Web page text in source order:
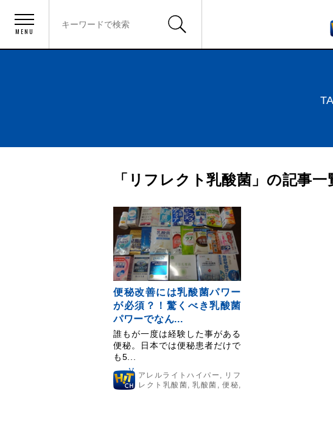
MENU
「リフレクト乳酸菌」の記事
便秘改善には乳酸菌パワー
が必須？！驚くべき乳酸菌
パワーでなん...
誰もが一度は経験した事がある
便秘。日本では便秘患者だけで
も5...
アレルライトハイパー
リフ
レクト乳酸菌 ,乳酸菌 ,便秘